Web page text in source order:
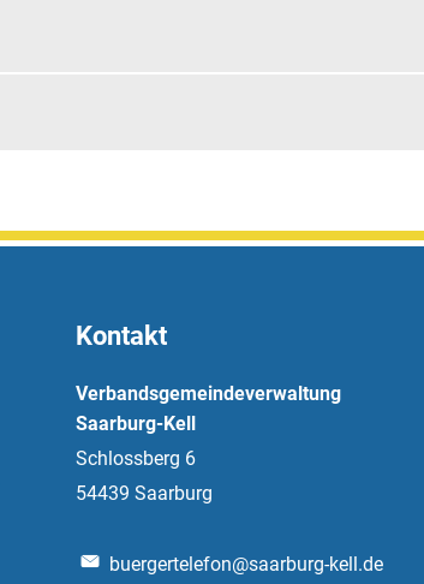
Kontakt
Verbandsgemeindeverwaltung
Saarburg-Kell
Schlossberg 6
54439 Saarburg
buergertelefon@saarburg-kell.de